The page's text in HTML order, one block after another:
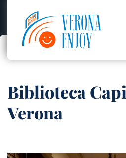
Biblioteca
Verona